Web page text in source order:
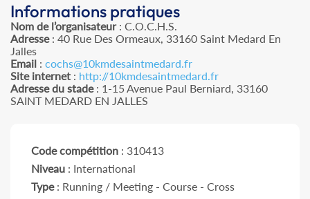
Informations pratiques
Nom de l’organisateur: C.O.C.H.S.
Adresse: 40 Rue Des Ormeaux, 33160 Saint Medard En
Jalles
Email : cochs@10kmdesaintmedard.fr
Site internet : http://10kmdesaintmedard.fr
Adresse du stade: 1-15 Avenue Paul Berniard, 33160
SAINT MEDARD EN JALLES
Code compétition : 310413
Niveau : International
Type: Running / Meeting - Course - Cross